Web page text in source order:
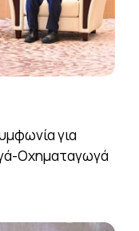
για
Οχηματαγωγά